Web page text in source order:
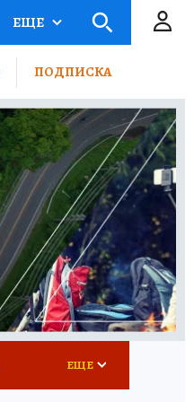
ЕЩЕ
ПОДПИСКА
ЕЩЕ